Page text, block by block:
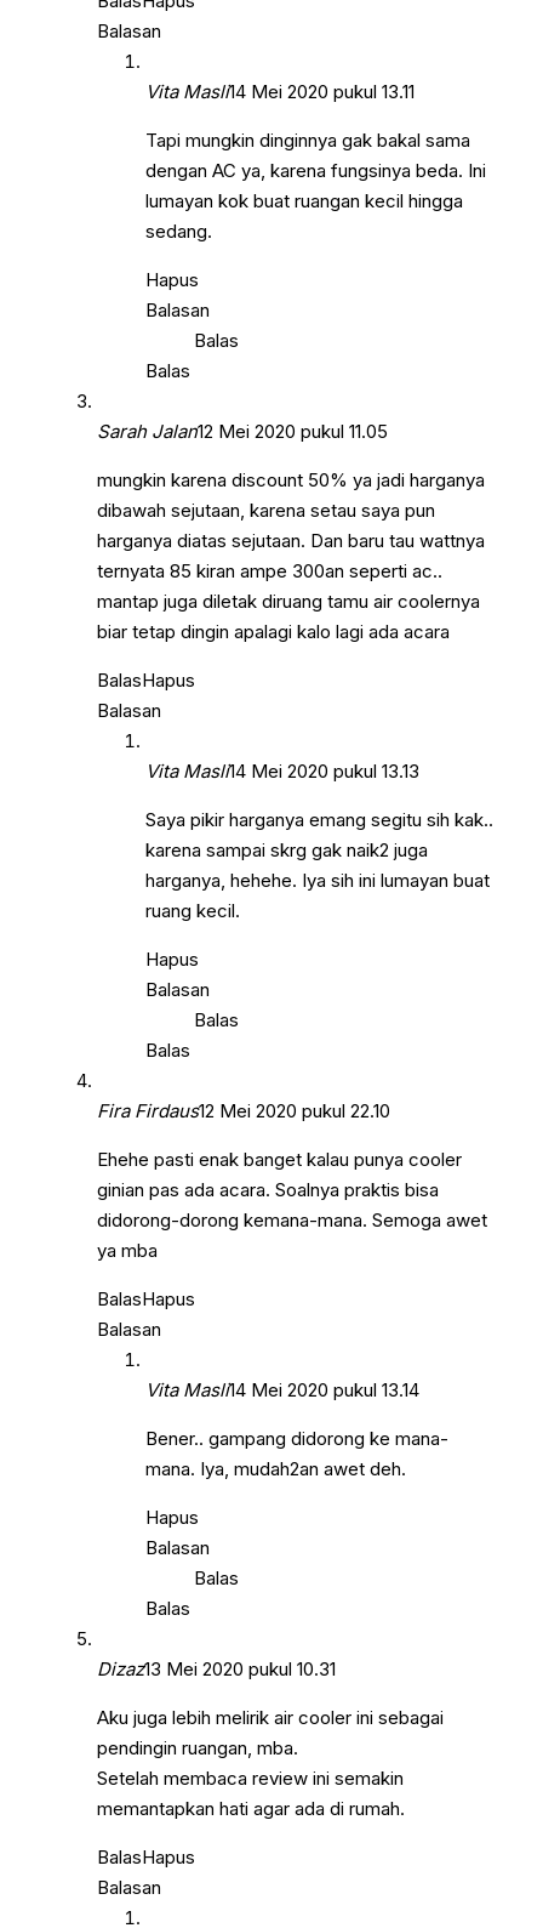
Balasan
Vita Masli14 Mei 2020 pukul 13.11
Tapi mungkin dinginnya gak bakal sama
dengan AC ya, karena fungsinya beda. Ini
lumayan kok buat ruangan kecil hingga
sedang.
Hapus
Balasan
Balas
Balas
Sarah Jalan12 Mei 2020 pukul 11.05
mungkin karena discount 50% ya jadi harganya
dibawah sejutaan, karena setau saya pun
harganya diatas sejutaan. Dan baru tau wattnya
ternyata 85 kiran ampe 300an seperti ac..
mantap juga diletak diruang tamu air coolernya
biar tetap dingin apalagi kalo lagi ada acara
BalasHapus
Balasan
Vita Masli14 Mei 2020 pukul 13.13
Saya pikir harganya emang segitu sih kak..
karena sampai skrg gak naik2 juga
harganya, hehehe. Iya sih ini lumayan buat
ruang kecil.
Hapus
Balasan
Balas
Balas
Fira Firdaus12 Mei 2020 pukul 22.10
Ehehe pasti enak banget kalau punya cooler
ginian pas ada acara. Soalnya praktis bisa
didorong-dorong kemana-mana. Semoga awet
ya mba
BalasHapus
Balasan
Vita Masli14 Mei 2020 pukul 13.14
Bener.. gampang didorong ke mana-
mana. Iya, mudah2an awet deh.
Hapus
Balasan
Balas
Balas
Dizaz13 Mei 2020 pukul 10.31
Aku juga lebih melirik air cooler ini sebagai
pendingin ruangan, mba.
Setelah membaca review ini semakin
memantapkan hati agar ada di rumah.
BalasHapus
Balasan